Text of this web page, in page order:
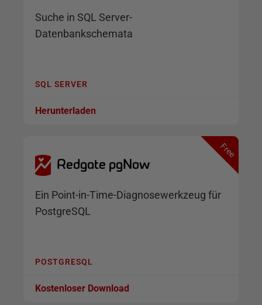
Suche in SQL Server-
Datenbankschemata
SQL SERVER
Herunterladen
Redgate pgNow
Ein Point-in-Time-Diagnosewerkzeug für
PostgreSQL
POSTGRESQL
Kostenloser Download